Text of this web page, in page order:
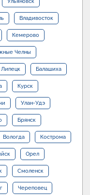
Ульяновск
Владивосток
Кемерово
Челны
Липецк Балашиха
Курск
Улан-Удэ
Брянск
Вологда Кострома
Орел
Смоленск
Череповец